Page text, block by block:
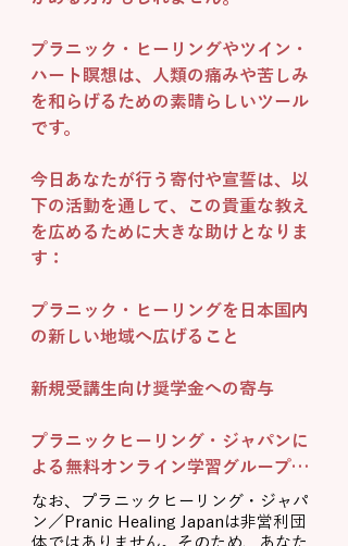
プラニック・ヒーリングやツイン・
ハート瞑想は、人類の痛みや苦しみ
を和らげるための素晴らしいツール
です。​
今日あなたが行う寄付や宣誓は、以
下の活動を通して、この貴重な教え
を広めるために大きな助けとなりま
す：
プラニック・ヒーリングを日本国内
の新しい地域へ広げること
新規受講生向け奨学金への寄与
プラニックヒーリング・ジャパンに
よる無料オンライン学習グループや
オンライン瞑想会の維持
なお、プラニックヒーリング・ジャパ
ン／Pranic Healing Japanは非営利団
体ではありません。そのため、あなた